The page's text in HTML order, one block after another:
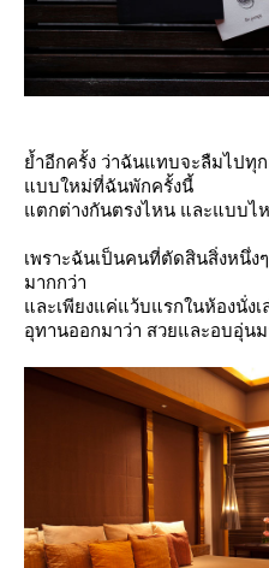
ำอีกครั้ง ว่าฉันแทบจะลืมไปทุก
บบใหม่ที่ฉันพักครั้งนี้
ตกต่างกันตรงไหน และแบบไ
เพราะฉันเป็นคนที่ตัดสินสิ่งหนึ่ง
มากกว่า
ละเพียงแค่แว้บแรกในห้องนั่งเ
อุทานออกมาว่า สวยและอบอุ่นม